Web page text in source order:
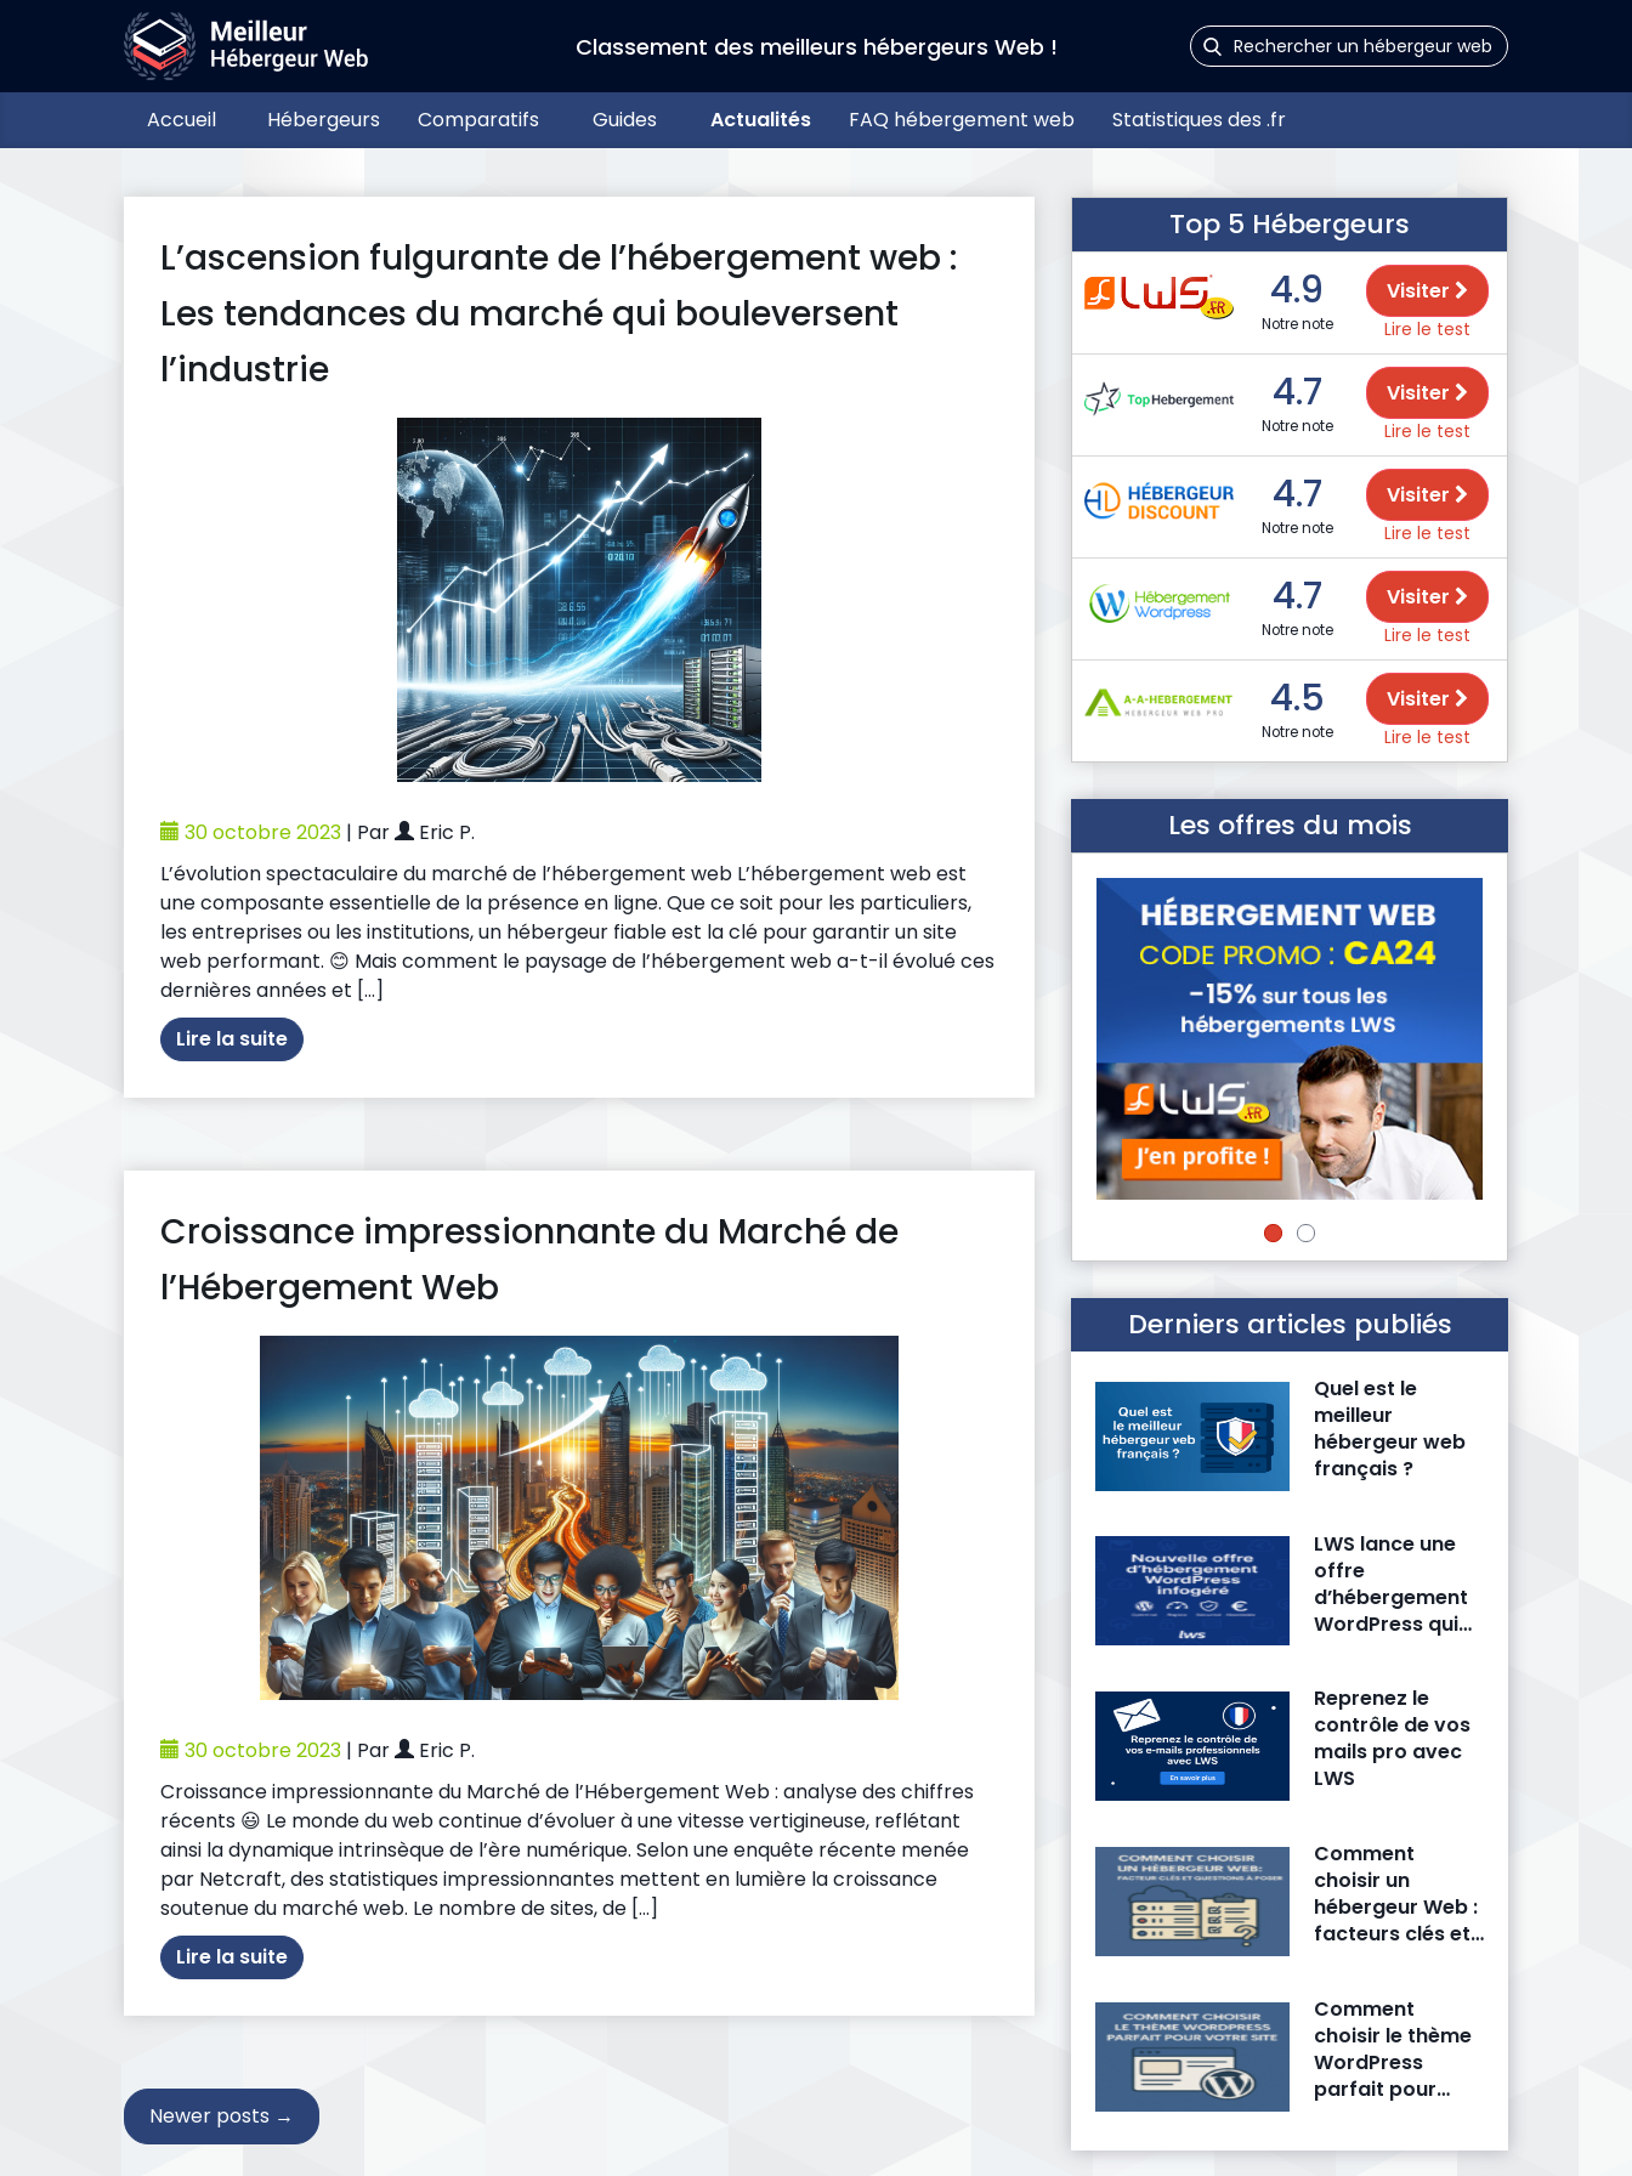
Classement des meilleurs hébergeurs Web !
Accueil Hébergeurs Comparatifs Guides Actualités FAQ hébergement web Statistiques des .fr
L’ascension fulgurante de l’hébergement web :
Les tendances du marché qui bouleversent
l’industrie
30 octobre 2023 | Par
Eric P.
L’évolution spectaculaire du marché de l’hébergement web L’hébergement web est
une composante essentielle de la présence en ligne. Que ce soit pour les particuliers,
les entreprises ou les institutions, un hébergeur fiable est la clé pour garantir un site
web performant. 😊 Mais comment le paysage de l’hébergement web a-t-il évolué ces
dernières années et […]
Lire la suite
Croissance impressionnante du Marché de
l’Hébergement Web
30 octobre 2023 | Par
Eric P.
Croissance impressionnante du Marché de l’Hébergement Web : analyse des chiffres
récents 😃 Le monde du web continue d’évoluer à une vitesse vertigineuse, reflétant
ainsi la dynamique intrinsèque de l’ère numérique. Selon une enquête récente menée
par Netcraft, des statistiques impressionnantes mettent en lumière la croissance
soutenue du marché web. Le nombre de sites, de […]
Lire la suite
Newer posts →
Top 5 Hébergeurs
4.9
Notre note
Visiter
Lire le test
4.7
Notre note
Visiter
Lire le test
4.7
Notre note
Visiter
Lire le test
4.7
Notre note
Visiter
Lire le test
4.5
Notre note
Visiter
Lire le test
Les offres du mois
Derniers articles publiés
Quel est le
meilleur
hébergeur web
français ?
LWS lance une
offre
d’hébergement
WordPress qui
Reprenez le
contrôle de vos
mails pro avec
LWS
Comment
choisir un
hébergeur Web :
facteurs clés et
Comment
choisir le thème
WordPress
parfait pour